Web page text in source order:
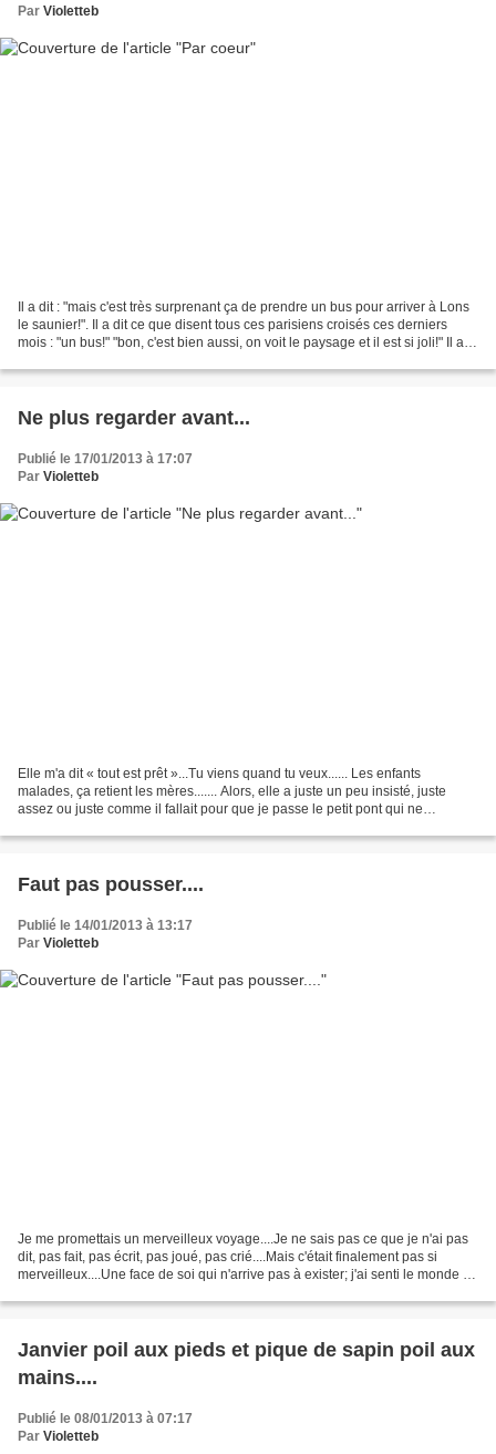
Par Violetteb
Il a dit : "mais c'est très surprenant ça de prendre un bus pour arriver à Lons
le saunier!". Il a dit ce que disent tous ces parisiens croisés ces derniers
mois : "un bus!" "bon, c'est bien aussi, on voit le paysage et il est si joli!" Il a
Ne plus regarder avant...
Publié le 17/01/2013 à 17:07
Par Violetteb
Elle m'a dit « tout est prêt »...Tu viens quand tu veux...... Les enfants
malades, ça retient les mères....... Alors, elle a juste un peu insisté, juste
assez ou juste comme il fallait pour que je passe le petit pont qui ne
Faut pas pousser....
Publié le 14/01/2013 à 13:17
Par Violetteb
Je me promettais un merveilleux voyage....Je ne sais pas ce que je n'ai pas
dit, pas fait, pas écrit, pas joué, pas crié....Mais c'était finalement pas si
merveilleux....Une face de soi qui n'arrive pas à exister; j'ai senti le monde se
Janvier poil aux pieds et pique de sapin poil aux
mains....
Publié le 08/01/2013 à 07:17
Par Violetteb